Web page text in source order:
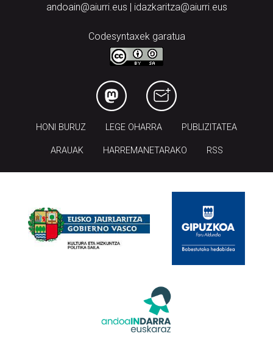
andoain@aiurri.eus | idazkaritza@aiurri.eus
Codesyntaxek garatua
HONI BURUZ LEGE OHARRA PUBLIZITATEA
ARAUAK HARREMANETARAKO RSS